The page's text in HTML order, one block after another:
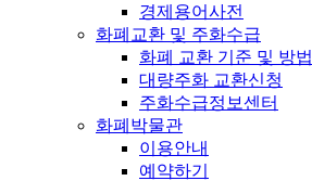
경제용어사전
화폐교환 및 주화수급
화폐 교환 기준 및 방법
대량주화 교환신청
주화수급정보센터
화폐박물관
이용안내
예약하기